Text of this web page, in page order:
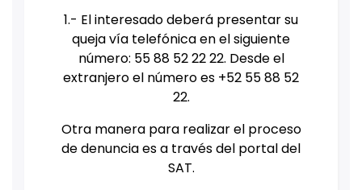
1.- El interesado deberá presentar su
queja vía telefónica en el siguiente
número: 55 88 52 22 22. Desde el
extranjero el número es +52 55 88 52
22.
Otra manera para realizar el proceso
de denuncia es a través del portal del
SAT.